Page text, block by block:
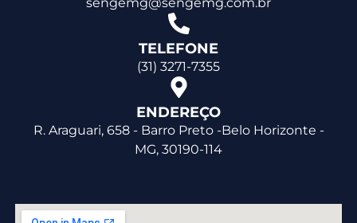
sengemg@sengemg.com.br
TELEFONE
(31) 3271-7355
ENDEREÇO
R. Araguari, 658 - Barro Preto -Belo Horizonte -
MG, 30190-114